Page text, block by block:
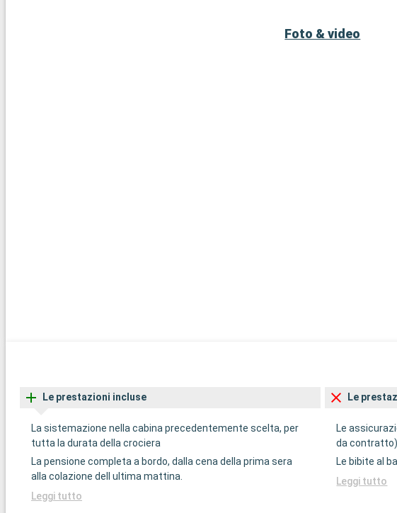
Foto & video
Le prestazioni incluse
La sistemazione nella cabina precedentemente scelta, per
tutta la durata della crociera
La pensione completa a bordo, dalla cena della prima sera
alla colazione dell ultima mattina.
Leggi tutto
Le
Le
da contratto)
Le bibite al
Leggi tutto